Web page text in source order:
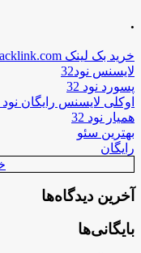
.
خرید بک لینک behtarinbacklink.com
لایسنس نود32
پسورد نود 32
اوکلی لایسنس رایگان نود 32
همیار نود 32
بهترین سئو
رایگان
آخرین دیدگاه‌ها
بایگانی‌ها